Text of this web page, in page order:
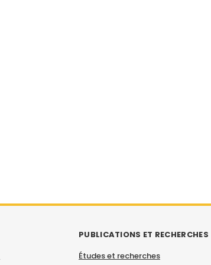
PUBLICATIONS ET RECHERCHES
Études et recherches